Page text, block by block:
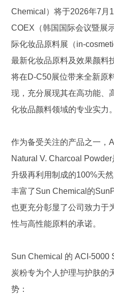
Chemical）将于2026年7月
COEX（韩国国际会议暨展
际化妆品原料展（in-
最新化妆品原料及效果颜料
将在D-C50展位带来全新原
现，充分展现其在高功能、
化妆品颜料领域的专业实力。
作为备受关注的产品之一，
Natural V. Charcoal
升级再利用制成的100%天
丰富了Sun Chemical的
也更充分彰显了公司致力于
性与高性能原料的承诺。
Sun Chemical 的 ACI-5000
炭粉专为个人护理与护肤的
势：